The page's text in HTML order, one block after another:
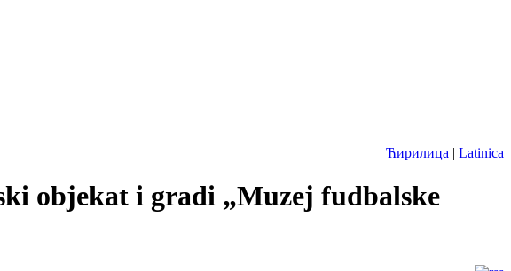
Ћирилица | Latinica
objekat i gradi „Muzej fudbalske